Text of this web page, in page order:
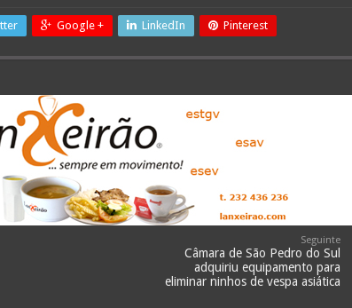
Google + LinkedIn Pinterest
Seguinte
Câmara de São Pedro do Sul
adquiriu equipamento para
eliminar ninhos de vespa asiática